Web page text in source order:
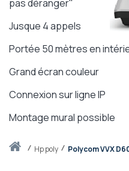
Accueilhp poly Polycom VVX
pas déranger"
Jusque 4 appels
Portée 50 mètres en
Grand écran couleur
Connexion sur ligne IP
Montage mural possible